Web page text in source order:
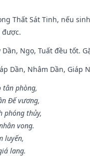
Thất Sát Tinh, nếu
được.
Ngọ, Tuất đều tốt.
Dần, Nhâm Dần, Giáp
tân phòng,
Đế vương,
phóng thủy,
vong.
luyến,
lang.